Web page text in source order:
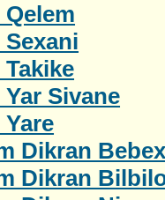
Sivane
Dikran
Dikran